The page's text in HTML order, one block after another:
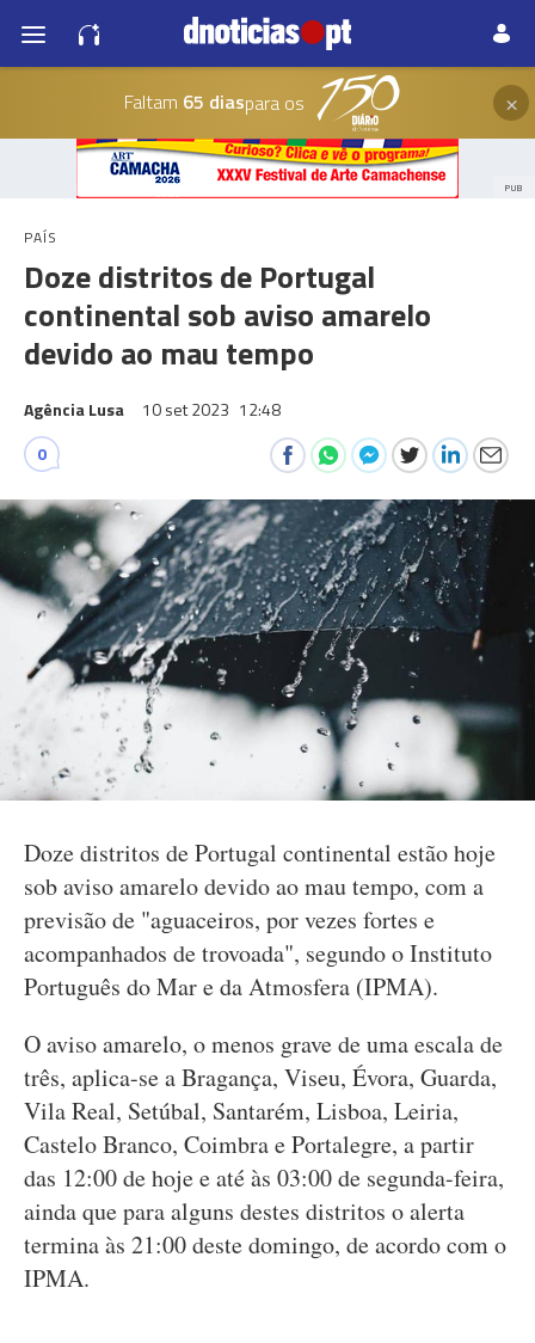
Faltam 65 diaspara os ×
PUB
PAÍS
Doze distritos de Portugal
continental sob aviso amarelo
devido ao mau tempo
Agência Lusa 10 set 2023 12:48
0
Doze distritos de Portugal continental estão hoje
sob aviso amarelo devido ao mau tempo, com a
previsão de "aguaceiros, por vezes fortes e
acompanhados de trovoada", segundo o Instituto
Português do Mar e da Atmosfera (IPMA).
O aviso amarelo, o menos grave de uma escala de
três, aplica-se a Bragança, Viseu, Évora, Guarda,
Vila Real, Setúbal, Santarém, Lisboa, Leiria,
Castelo Branco, Coimbra e Portalegre, a partir
das 12:00 de hoje e até às 03:00 de segunda-feira,
ainda que para alguns destes distritos o alerta
termina às 21:00 deste domingo, de acordo com o
IPMA.